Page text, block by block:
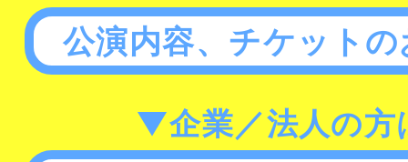
公演内容、チケット
▼企業／法人の方